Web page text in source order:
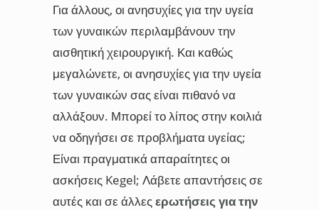
Για άλλους, οι ανησυχίες για την υγεία
των γυναικών περιλαμβάνουν την
αισθητική χειρουργική. Και καθώς
μεγαλώνετε, οι ανησυχίες για την υγεία
των γυναικών σας είναι πιθανό να
αλλάξουν. Μπορεί το λίπος στην κοιλιά
να οδηγήσει σε προβλήματα υγείας;
Είναι πραγματικά απαραίτητες οι
ασκήσεις Kegel; Λάβετε απαντήσεις σε
αυτές και σε άλλες ερωτήσεις για την